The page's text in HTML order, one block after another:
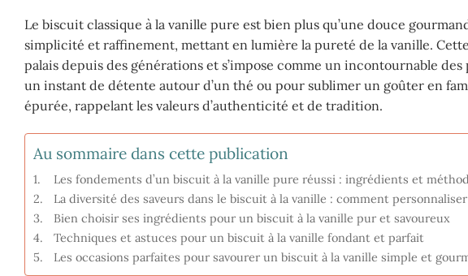
Le biscuit classique à la vanille pure est bien plus qu’une douce
simplicité et raffinement, mettant en lumière la pureté de la vanille.
palais depuis des générations et s’impose comme un incontournable
un instant de détente autour d’un thé ou pour sublimer un goûter en
épurée, rappelant les valeurs d’authenticité et de tradition.
Au sommaire dans cette publication
Les fondements d’un biscuit à la vanille pure réussi : ingrédients et
La diversité des saveurs dans le biscuit à la vanille : comment
Bien choisir ses ingrédients pour un biscuit à la vanille pur et savoureux
Techniques et astuces pour un biscuit à la vanille fondant et parfait
Les occasions parfaites pour savourer un biscuit à la vanille simple et